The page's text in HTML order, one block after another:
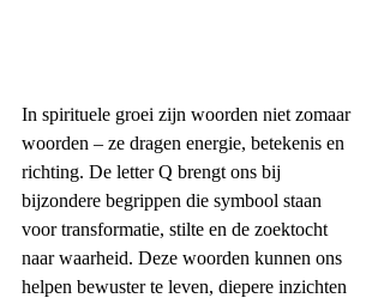
In spirituele groei zijn woorden niet zomaar
woorden – ze dragen energie, betekenis en
richting. De letter Q brengt ons bij
bijzondere begrippen die symbool staan
voor transformatie, stilte en de zoektocht
naar waarheid. Deze woorden kunnen ons
helpen bewuster te leven, diepere inzichten